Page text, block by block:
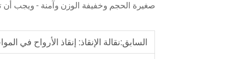
صغيرة الحجم وخفيفة الوزن وآمنة - ويجب
السابق:نقالة الإنقاذ: إنقاذ الأرواح في